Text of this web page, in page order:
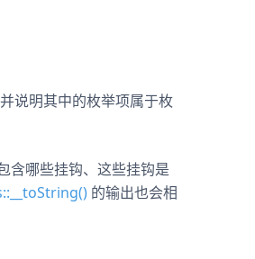
说明其中的枚举项属于枚
含哪些挂钩、这些挂钩是
的输出也会相